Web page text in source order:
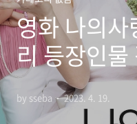
영화 나의
리 등장인물
by sseba 2023. 4. 19.